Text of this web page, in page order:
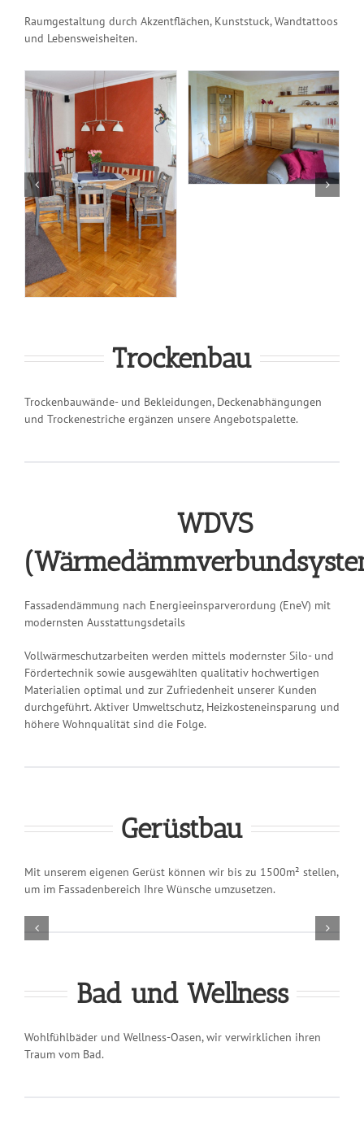
Raumgestaltung durch Akzentflächen, Kunststuck, Wandtattoos
und Lebensweisheiten.
Trockenbau
Trockenbauwände- und Bekleidungen, Deckenabhängungen
und Trockenestriche ergänzen unsere Angebotspalette.
WDVS
Fassadendämmung nach Energieeinsparverordung (EneV) mit
modernsten Ausstattungsdetails
Vollwärmeschutzarbeiten werden mittels modernster Silo- und
Fördertechnik sowie ausgewählten qualitativ hochwertigen
Materialien optimal und zur Zufriedenheit unserer Kunden
durchgeführt. Aktiver Umweltschutz, Heizkosteneinsparung und
höhere Wohnqualität sind die Folge.
Gerüstbau
Mit unserem eigenen Gerüst können wir bis zu 1500m² stellen,
um im Fassadenbereich Ihre Wünsche umzusetzen.
Bad und Wellness
Wohlfühlbäder und Wellness-Oasen, wir verwirklichen ihren
Traum vom Bad.